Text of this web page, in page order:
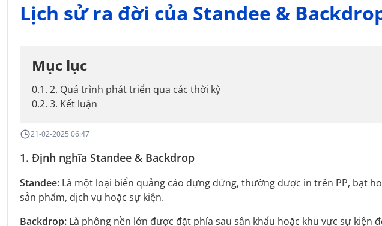
Lịch sử ra đời của Standee &
Mục lục
0.1. 2. Quá trình phát triển qua các thời kỳ
0.2. 3. Kết luận
21-02-2025 06:47
1. Định nghĩa Standee & Backdrop
Standee: Là một loại biển quảng cáo dựng đứng, thường được in trên PP, bạt
sản phẩm, dịch vụ hoặc sự kiện.
Backdrop: Là phông nền lớn được đặt phía sau sân khấu hoặc khu vực sự kiện